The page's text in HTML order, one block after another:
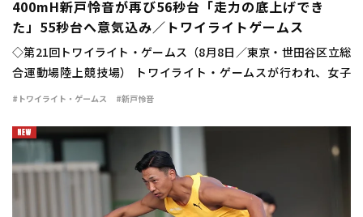
400mH新戸怜音が再び56秒台「走力の底上げでき
た」55秒台へ意気込み／トワイライトゲームス
◇第21回トワイライト・ゲームス（8月8日／東京・世田谷区立総
合運動場陸上競技場） トワイライト・ゲームスが行われ、女子
400mハードルは新戸怜音（VIDA）が56秒75の自己新で優勝し
#トワイライト・ゲームス #新戸怜音